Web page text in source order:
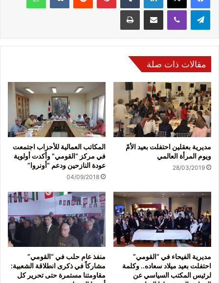
مقالات ذات صلة
مديرية بعقلين احتفلت بعيد الأمّ
ويوم المرأة العالمي
28/03/2019
المكاتب العمالية للأحزاب اجتمعت
في مركز “القومي” وأكدت أولوية
عودة النازحين ودعم “أونروا”
04/09/2018
مديرية الفيحاء في “القومي”
احتفلت بعيد ميلاد سعاده.. وكلمة
لرئيس المكتب السياسي عن
منفذ عام حلب في “القومي”
مشاركاً في ذكرى انطلاقة الشعبية:
مقاومتنا مستمرة حتى تحرير كل